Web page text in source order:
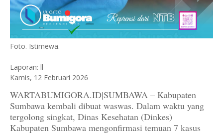
Foto. Istimewa.
Laporan: ll
Kamis, 12 Februari 2026
WARTABUMIGORA.ID|SUMBAWA – Kabupaten
Sumbawa kembali dibuat waswas. Dalam waktu yang
tergolong singkat, Dinas Kesehatan (Dinkes)
Kabupaten Sumbawa mengonfirmasi temuan 7 kasus